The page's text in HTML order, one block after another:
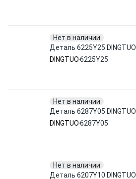
Нет в наличии
Деталь 6225Y25 DINGTUO
DINGTUO6225Y25
Нет в наличии
Деталь 6287Y05 DINGTUO
DINGTUO6287Y05
Нет в наличии
Деталь 6207Y10 DINGTUO